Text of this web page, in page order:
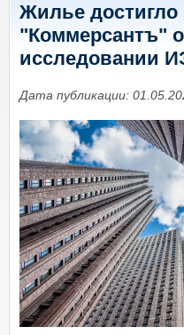
Жилье
"Коммерсантъ"
исследовании
Дата публикации: